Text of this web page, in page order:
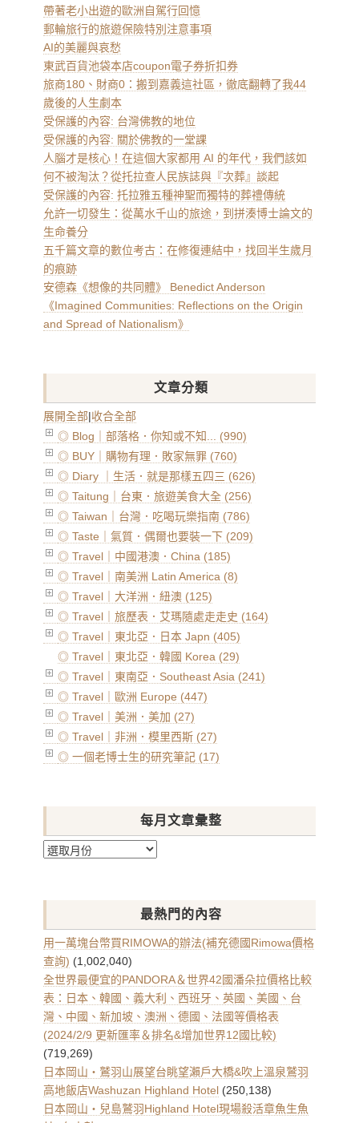
帶著老小出遊的歐洲自駕行回憶
郵輪旅行的旅遊保險特別注意事項
AI的美麗與哀愁
東武百貨池袋本店coupon電子券折扣券
旅商180、財商0：搬到嘉義這社區，徹底翻轉了我44
歲後的人生劇本
受保護的內容: 台灣佛教的地位
受保護的內容: 關於佛教的一堂課
人腦才是核心！在這個大家都用 AI 的年代，我們該如
何不被淘汰？從托拉查人民族誌與『次葬』談起
受保護的內容: 托拉雅五種神聖而獨特的葬禮傳統
允許一切發生：從萬水千山的旅途，到拼湊博士論文的
生命養分
五千篇文章的數位考古：在修復連結中，找回半生歲月
的痕跡
安德森《想像的共同體》 Benedict Anderson
《Imagined Communities: Reflections on the Origin
and Spread of Nationalism》
文章分類
展開全部|收合全部
◎ Blog｜部落格．你知或不知... (990)
◎ BUY｜購物有理．敗家無罪 (760)
◎ Diary ｜生活．就是那樣五四三 (626)
◎ Taitung｜台東．旅遊美食大全 (256)
◎ Taiwan｜台灣．吃喝玩樂指南 (786)
◎ Taste｜氣質．偶爾也要裝一下 (209)
◎ Travel｜中國港澳．China (185)
◎ Travel｜南美洲 Latin America (8)
◎ Travel｜大洋洲．紐澳 (125)
◎ Travel｜旅歷表．艾瑪隨處走走史 (164)
◎ Travel｜東北亞．日本 Japn (405)
◎ Travel｜東北亞．韓國 Korea (29)
◎ Travel｜東南亞．Southeast Asia (241)
◎ Travel｜歐洲 Europe (447)
◎ Travel｜美洲．美加 (27)
◎ Travel｜非洲．模里西斯 (27)
◎ 一個老博士生的研究筆記 (17)
每月文章彙整
每
章
整
最熱門的內容
用一萬塊台幣買RIMOWA的辦法(補充德國Rimowa價格
查詢) (1,002,040)
全世界最便宜的PANDORA＆世界42國潘朵拉價格比較
表：日本、韓國、義大利、西班牙、英國、美國、台
灣、中國、新加坡、澳洲、德國、法國等價格表
(2024/2/9 更新匯率＆排名&增加世界12國比較)
(719,269)
日本岡山・鷲羽山展望台眺望瀨戶大橋&吹上溫泉鷲羽
高地飯店Washuzan Highland Hotel (250,138)
日本岡山・兒島鷲羽Highland Hotel現場殺活章魚生魚